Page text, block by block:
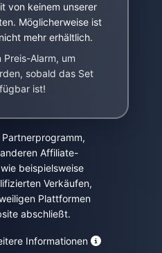
von keinem unserer
Möglicherweise ist
mehr erhältlich.
Alarm, um
sobald das Set
ist!
Affiliate-
beispielsweise
Verkäufen,
Plattformen
abschließt.
Informationen